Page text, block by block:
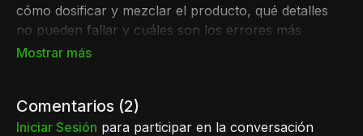
cómo dosificar y mezclar el producto, qué detalles
no pueden fallar y cuáles son los errores más
comunes que afectan la eficacia del tratamiento.
los puntos clave para lograr un
seguromediante baño.
Comentarios (2)
Iniciar Sesión para participar en la conversación